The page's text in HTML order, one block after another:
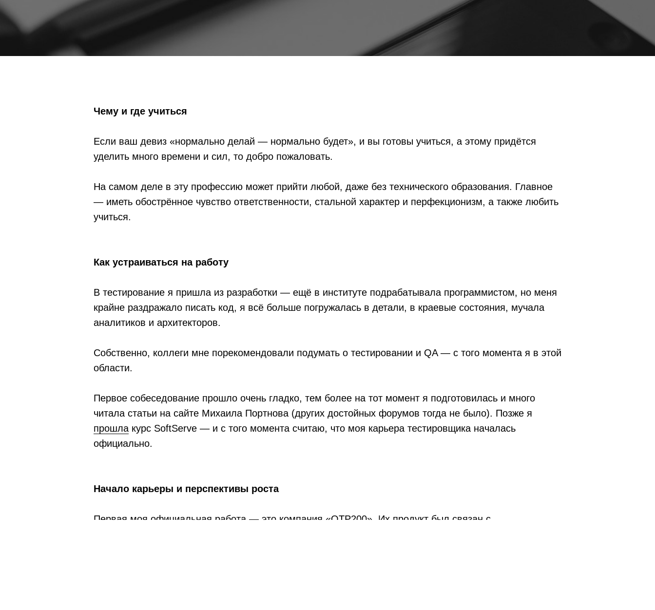
Чему и где учиться
Если ваш девиз «нормально делай — нормально будет», и вы готовы учиться, а этому придётся
уделить много времени и сил, то добро пожаловать.
На самом деле в эту профессию может прийти любой, даже без технического образования. Главное
— иметь обострённое чувство ответственности, стальной характер и перфекционизм, а также любить
учиться.
Как устраиваться на работу
В тестирование я пришла из разработки — ещё в институте подрабатывала программистом, но меня
крайне раздражало писать код, я всё больше погружалась в детали, в краевые состояния, мучала
аналитиков и архитекторов.
Собственно, коллеги мне порекомендовали подумать о тестировании и QA — с того момента я в этой
области.
Первое собеседование прошло очень гладко, тем более на тот момент я подготовилась и много
читала статьи на сайте Михаила Портнова (других достойных форумов тогда не было). Позже я
прошла курс SoftServe — и с того момента считаю, что моя карьера тестировщика началась
официально.
Начало карьеры и перспективы роста
Первая моя официальная работа — это компания «ОТР200». Их продукт был связан с